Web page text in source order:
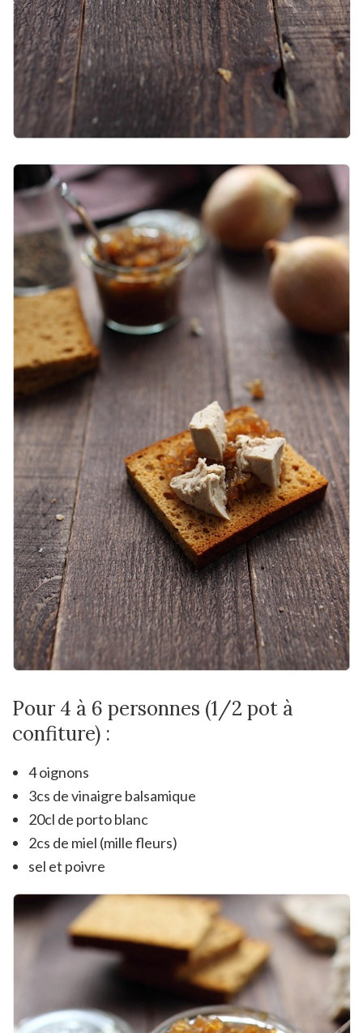
Pour 4 à 6 personnes (1/2 pot à
confiture) :
4 oignons
3cs de vinaigre balsamique
20cl de porto blanc
2cs de miel (mille fleurs)
sel et poivre